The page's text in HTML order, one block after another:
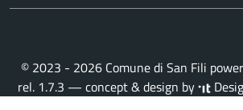
© 2023 - 2026 Comune di San Fili
rel. 1.7.3 — concept & design by